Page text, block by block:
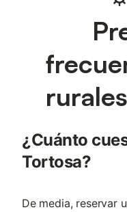
¿Cuánto
Tortosa?
De media, reservar